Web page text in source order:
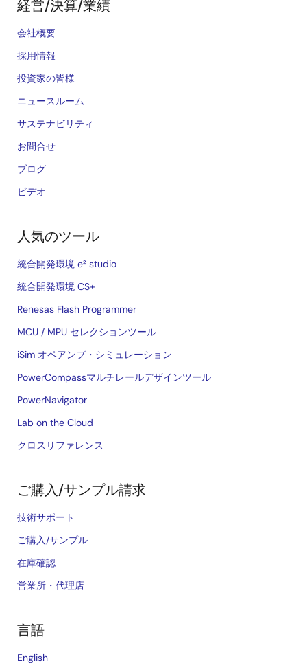
経営/決算/業績
会社概要
採用情報
投資家の皆様
ニュースルーム
サステナビリティ
お問合せ
ブログ
ビデオ
人気のツール
統合開発環境 e² studio
統合開発環境 CS+
Renesas Flash Programmer
MCU / MPU セレクションツール
iSim オペアンプ・シミュレーション
PowerCompassマルチレールデザインツール
PowerNavigator
Lab on the Cloud
クロスリファレンス
ご購入/サンプル請求
技術サポート
ご購入/サンプル
在庫確認
営業所・代理店
言語
English